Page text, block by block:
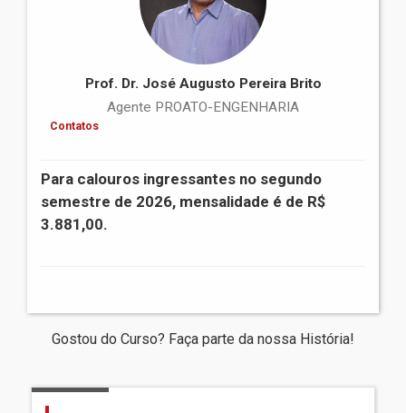
Prof. Dr. José Augusto Pereira Brito
Agente PROATO-ENGENHARIA
Contatos
Para calouros ingressantes no segundo
semestre de 2026, mensalidade é de R$
3.881,00.
Gostou do Curso? Faça parte da nossa História!